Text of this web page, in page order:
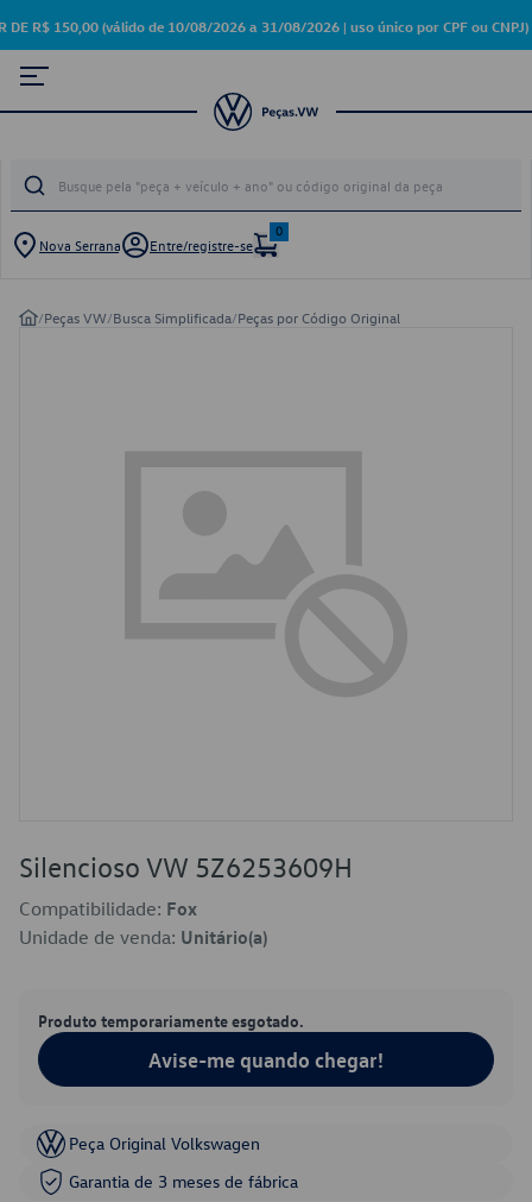
DE R$ 150,00 (válido de 10/08/2026 a 31/08/2026 | uso único por CPF ou CNPJ)
Nova Serrana Entre/registre-se
0
/Peças VW/Busca Simplificada/Peças por Código Original
Silencioso VW 5Z6253609H
Compatibilidade: Fox
Unidade de venda: Unitário(a)
Produto temporariamente esgotado.
Avise-me quando chegar!
Peça Original Volkswagen
Garantia de 3 meses de fábrica